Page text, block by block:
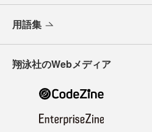
用語集
翔泳社のWebメディア